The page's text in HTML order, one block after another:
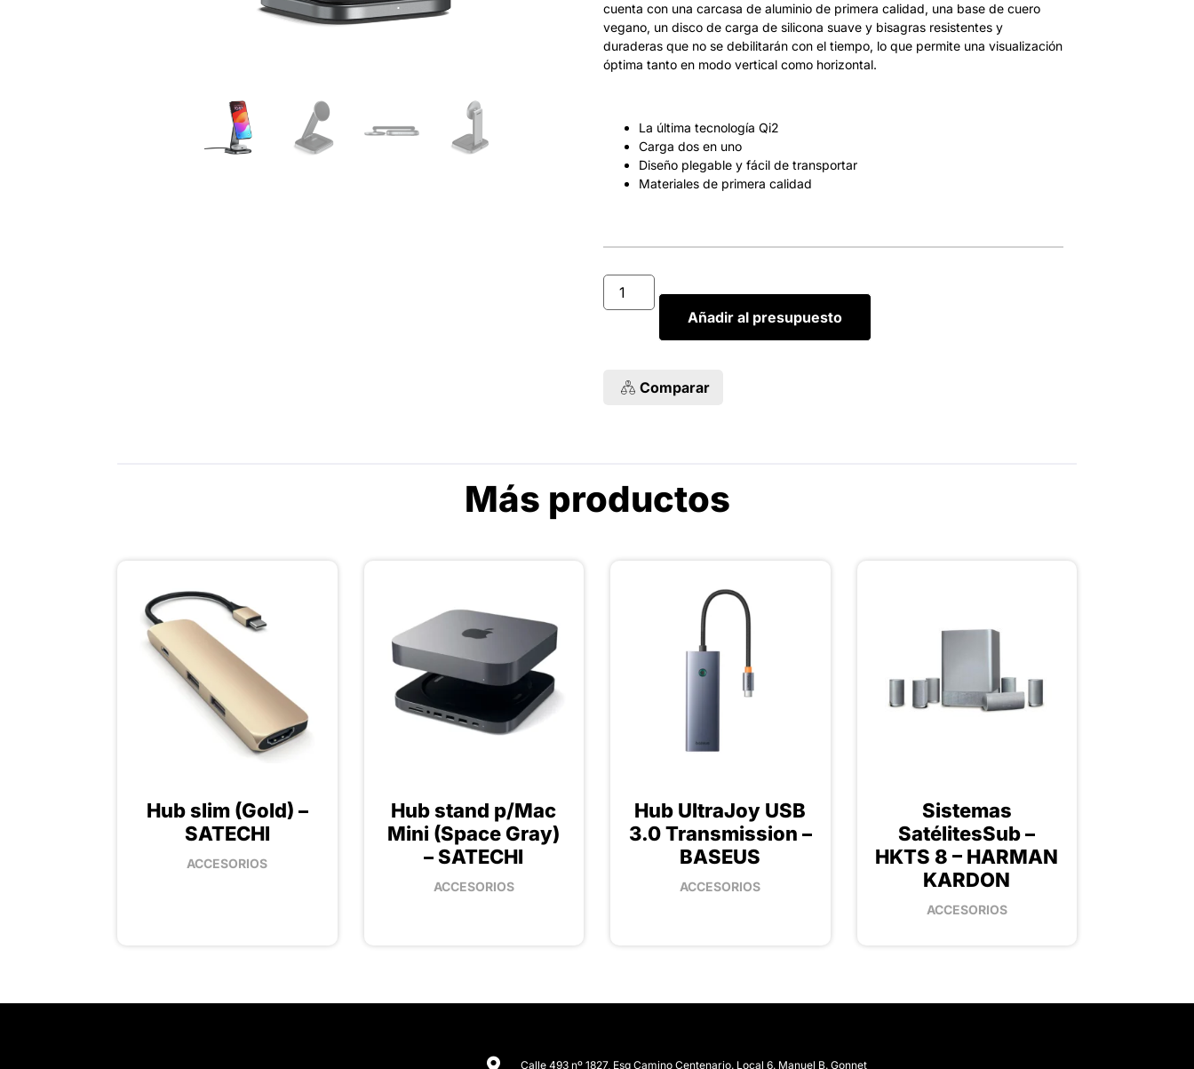
cuenta con una carcasa de aluminio de primera calidad, una base de cuero
vegano, un disco de carga de silicona suave y bisagras resistentes y
duraderas que no se debilitarán con el tiempo, lo que permite una visualización
óptima tanto en modo vertical como horizontal.
La última tecnología Qi2
Carga dos en uno
Diseño plegable y fácil de transportar
Materiales de primera calidad
Añadir al presupuesto
Comparar
Más productos
ACCESORIOS
Hub slim (Gold) –
SATECHI
ACCESORIOS
Hub stand p/Mac
Mini (Space Gray)
– SATECHI
ACCESORIOS
Hub UltraJoy USB
3.0 Transmission –
BASEUS
ACCESORIOS
Sistemas
SatélitesSub –
HKTS 8 – HARMAN
KARDON
Calle 493 nº 1827, Esq Camino Centenario. Local 6. Manuel B. Gonnet